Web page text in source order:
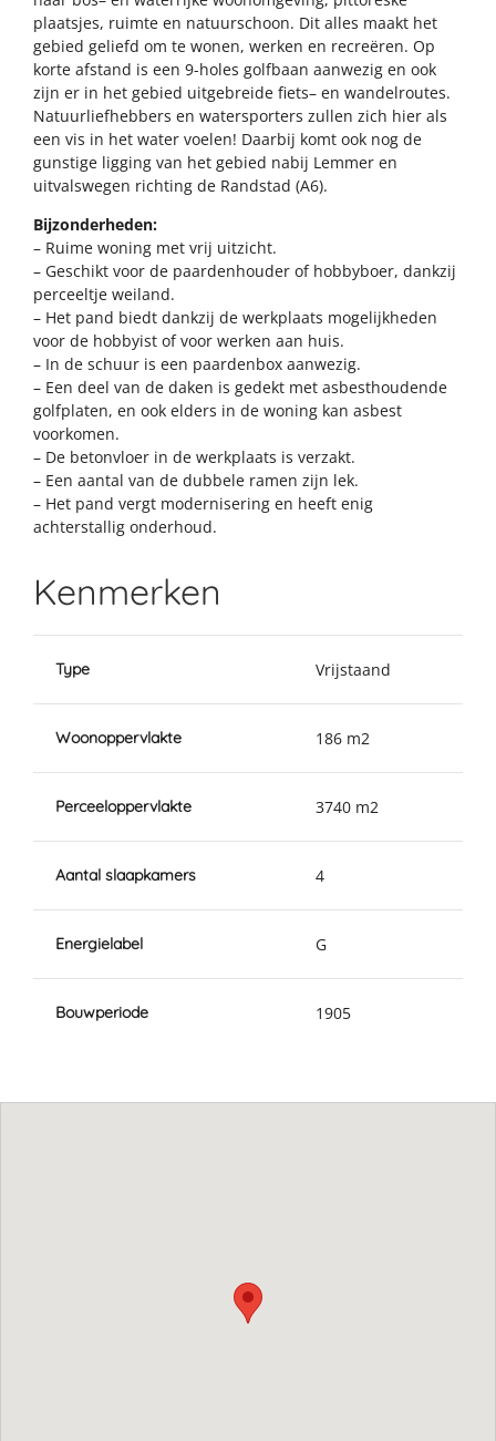
plaatsjes, ruimte en natuurschoon. Dit alles maakt het
gebied geliefd om te wonen, werken en recreëren. Op
korte afstand is een 9-holes golfbaan aanwezig en ook
zijn er in het gebied uitgebreide fiets– en wandelroutes.
Natuurliefhebbers en watersporters zullen zich hier als
een vis in het water voelen! Daarbij komt ook nog de
gunstige ligging van het gebied nabij Lemmer en
uitvalswegen richting de Randstad (A6).
Bijzonderheden:
– Ruime woning met vrij uitzicht.
– Geschikt voor de paardenhouder of hobbyboer, dankzij
perceeltje weiland.
– Het pand biedt dankzij de werkplaats mogelijkheden
voor de hobbyist of voor werken aan huis.
– In de schuur is een paardenbox aanwezig.
– Een deel van de daken is gedekt met asbesthoudende
golfplaten, en ook elders in de woning kan asbest
voorkomen.
– De betonvloer in de werkplaats is verzakt.
– Een aantal van de dubbele ramen zijn lek.
– Het pand vergt modernisering en heeft enig
achterstallig onderhoud.
Kenmerken
Type Vrijstaand
Woonoppervlakte 186 m2
Perceeloppervlakte 3740 m2
Aantal slaapkamers 4
Energielabel G
Bouwperiode 1905